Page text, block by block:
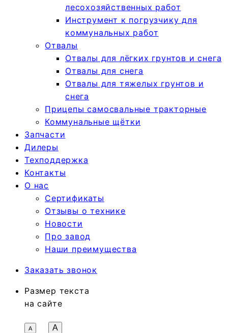
лесохозяйственных работ
Инструмент к погрузчику для
коммунальных работ
Отвалы
Отвалы для лёгких грунтов и снега
Отвалы для снега
Отвалы для тяжелых грунтов и
снега
Прицепы самосвальные тракторные
Коммунальные щётки
Запчасти
Дилеры
Техподдержка
Контакты
О нас
Сертификаты
Отзывы о технике
Новости
Про завод
Наши преимущества
Заказать звонок
Размер текста
на сайте
А A